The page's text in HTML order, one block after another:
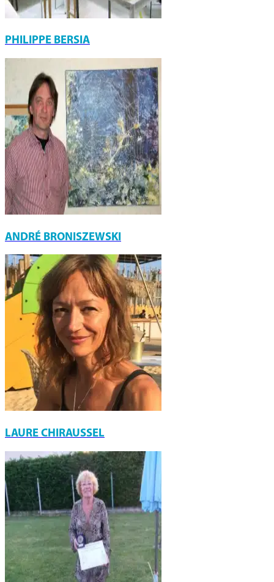
PHILIPPE BERSIA
ANDRÉ BRONISZEWSKI
LAURE CHIRAUSSEL